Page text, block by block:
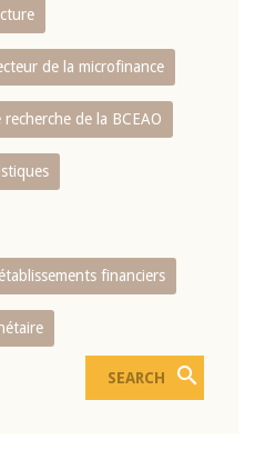
de la microfinance
de la BCEAO
financiers